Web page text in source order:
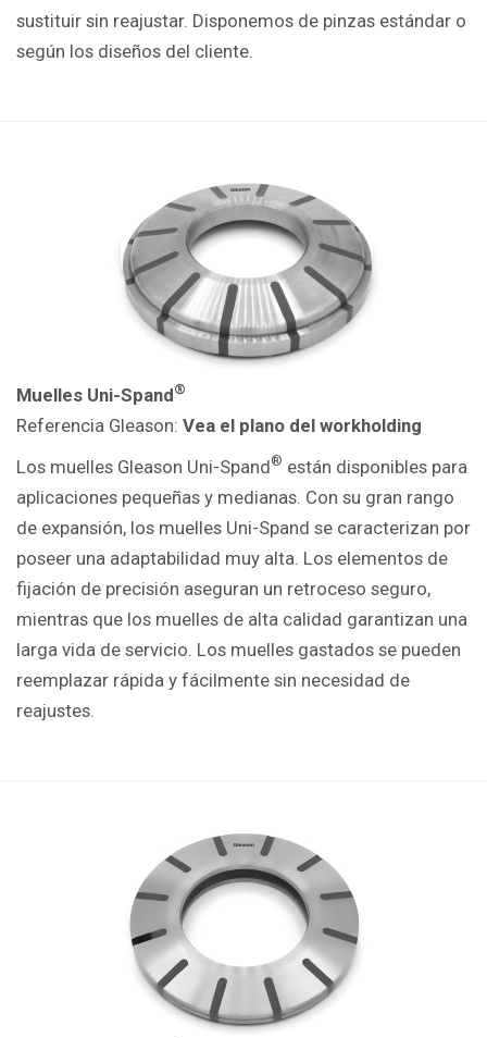
sustituir sin reajustar. Disponemos de pinzas estándar o
según los diseños del cliente.
Muelles Uni-Spand®
Referencia Gleason: Vea el plano del workholding
Los muelles Gleason Uni-Spand® están disponibles para
aplicaciones pequeñas y medianas. Con su gran rango
de expansión, los muelles Uni-Spand se caracterizan por
poseer una adaptabilidad muy alta. Los elementos de
fijación de precisión aseguran un retroceso seguro,
mientras que los muelles de alta calidad garantizan una
larga vida de servicio. Los muelles gastados se pueden
reemplazar rápida y fácilmente sin necesidad de
reajustes.